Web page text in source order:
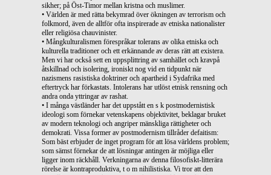
sikher; på Öst-Timor mellan kristna och muslimer.
• Världen är med rätta bekymrad över ökningen av terrorism och
folkmord, även de alltför ofta inspirerade av etniska nationalister
eller religiösa chauvinister.
• Mångkulturalismen förespråkar tolerans av olika etniska och
kulturella traditioner och ett erkännande av deras rätt att existera.
Men vi har också sett en uppsplittring av samhället och kravpå
åtskillnad och isolering, ironiskt nog vid en tidpunkt när
nazismens rasistiska doktriner och apartheid i Sydafrika med
eftertryck har förkastats. Intolerans har utlöst etnisk rensning och
andra onda yttringar av rashat.
• I många västländer har det uppstått en s k postmodernistisk
ideologi som förnekar vetenskapens objektivitet, beklagar bruket
av modern teknologi och angriper mänskliga rättigheter och
demokrati. Vissa former av postmodernism tillråder defaitism:
Som bäst erbjuder de inget program för att lösa världens problem;
som sämst förnekar de att lösningar antingen är möjliga eller
ligger inom räckhåll. Verkningarna av denna filosofiskt-litterära
rörelse är kontraproduktiva, t o m nihilistiska. Vi tror att den